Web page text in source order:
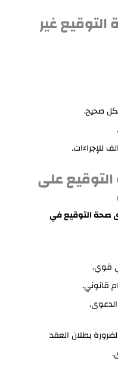
غير
صحيح.
للإجراءات.
على
صحة التوقيع في
قوي.
قانوني.
بطلان العقد